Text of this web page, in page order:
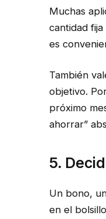
Muchas
cantidad
es
También
objetivo.
próximo
ahorrar”
5.
Un bono,
en el